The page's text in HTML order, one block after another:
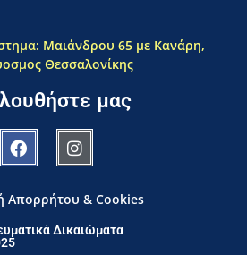
Μαιάνδρου 65 με Κανάρη,
Θεσσαλονίκης
μας
Απορρήτου & Cookies
Δικαιώματα